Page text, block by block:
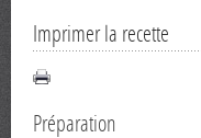
Imprimer la recette
Préparation